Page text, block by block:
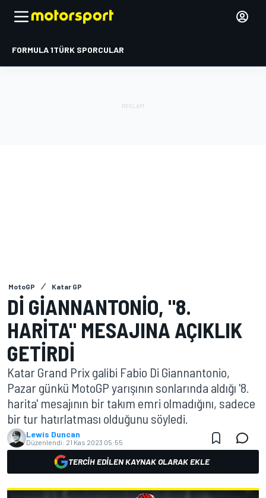
FORMULA 1TÜRK SPORCULAR
MotoGP Katar GP
DI GIANNANTONIO, "8.
HARITA" MESAJINA AÇIKLIK
GETIRDI
Katar Grand Prix galibi Fabio Di Giannantonio,
Pazar günkü MotoGP yarışının sonlarında aldığı '8.
harita' mesajının bir takım emri olmadığını, sadece
bir tur hatırlatması olduğunu söyledi.
Lewis Duncan
Düzenlendi: 21 Kas 2023 05:55
TERCIH EDILEN KAYNAK OLARAK EKLE